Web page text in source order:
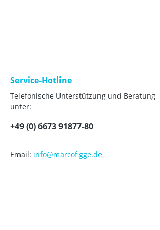
Service-Hotline
Telefonische Unterstützung und Beratung
unter:
+49 (0) 6673 91877-80
Email: info@marcofigge.de